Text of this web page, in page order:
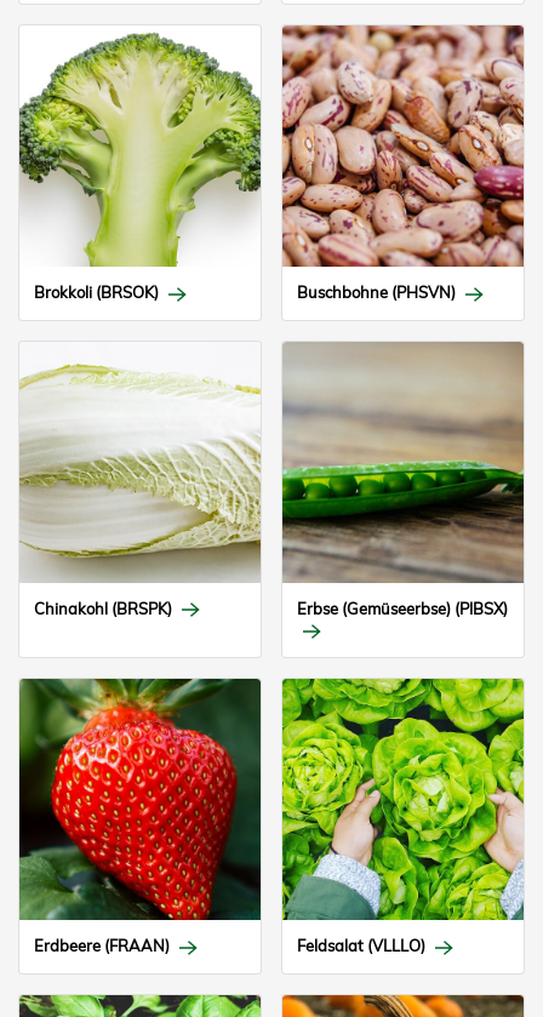
Brokkoli (BRSOK) Buschbohne (PHSVN)
Chinakohl (BRSPK) Erbse (Gemüseerbse) (PIBSX)
Erdbeere (FRAAN) Feldsalat (VLLLO)